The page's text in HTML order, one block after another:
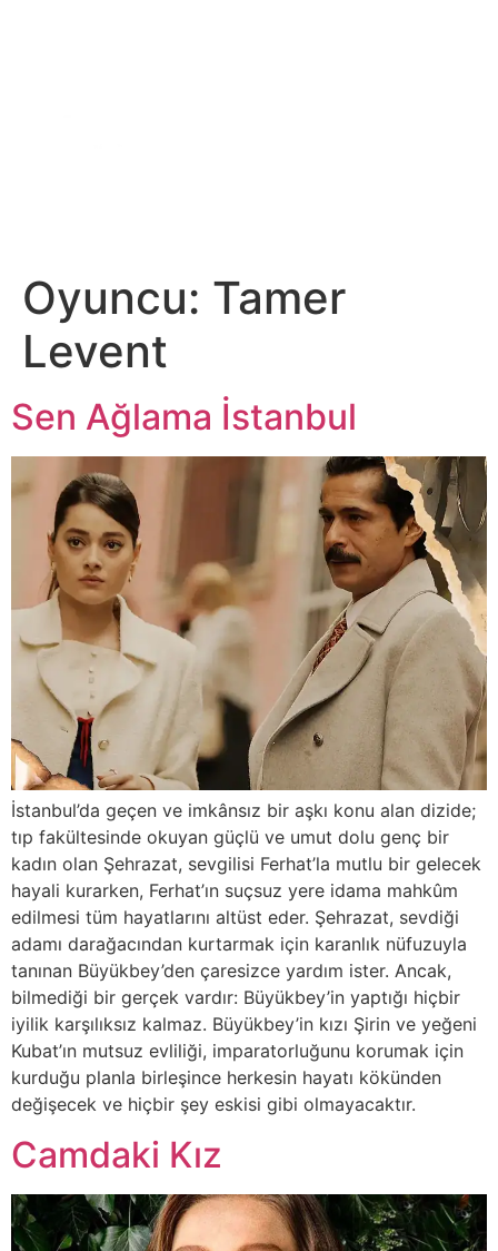
Oyuncu: Tamer
Levent
Sen Ağlama İstanbul
İstanbul’da geçen ve imkânsız bir aşkı konu alan dizide;
tıp fakültesinde okuyan güçlü ve umut dolu genç bir
kadın olan Şehrazat, sevgilisi Ferhat’la mutlu bir gelecek
hayali kurarken, Ferhat’ın suçsuz yere idama mahkûm
edilmesi tüm hayatlarını altüst eder. Şehrazat, sevdiği
adamı darağacından kurtarmak için karanlık nüfuzuyla
tanınan Büyükbey’den çaresizce yardım ister. Ancak,
bilmediği bir gerçek vardır: Büyükbey’in yaptığı hiçbir
iyilik karşılıksız kalmaz. Büyükbey’in kızı Şirin ve yeğeni
Kubat’ın mutsuz evliliği, imparatorluğunu korumak için
kurduğu planla birleşince herkesin hayatı kökünden
değişecek ve hiçbir şey eskisi gibi olmayacaktır.
Camdaki Kız